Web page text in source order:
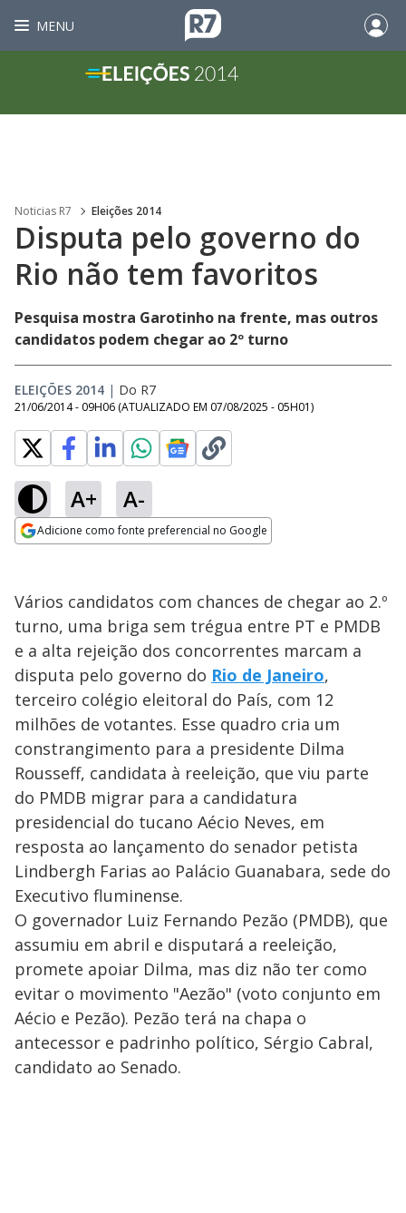
MENU
Noticias R7 Eleições 2014
Disputa pelo governo do
Rio não tem favoritos
Pesquisa mostra Garotinho na frente, mas outros
candidatos podem chegar ao 2º turno
ELEIÇÕES 2014 | Do R7
21/06/2014 - 09H06 (ATUALIZADO EM 07/08/2025 - 05H01)
A+ A-
Adicione como fonte preferencial no Google
Vários candidatos com chances de chegar ao 2.º
turno, uma briga sem trégua entre PT e PMDB
e a alta rejeição dos concorrentes marcam a
disputa pelo governo do Rio de Janeiro,
terceiro colégio eleitoral do País, com 12
milhões de votantes. Esse quadro cria um
constrangimento para a presidente Dilma
Rousseff, candidata à reeleição, que viu parte
do PMDB migrar para a candidatura
presidencial do tucano Aécio Neves, em
resposta ao lançamento do senador petista
Lindbergh Farias ao Palácio Guanabara, sede do
Executivo fluminense.
O governador Luiz Fernando Pezão (PMDB), que
assumiu em abril e disputará a reeleição,
promete apoiar Dilma, mas diz não ter como
evitar o movimento "Aezão" (voto conjunto em
Aécio e Pezão). Pezão terá na chapa o
antecessor e padrinho político, Sérgio Cabral,
candidato ao Senado.